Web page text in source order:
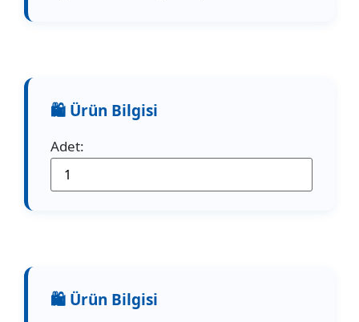
Adet: